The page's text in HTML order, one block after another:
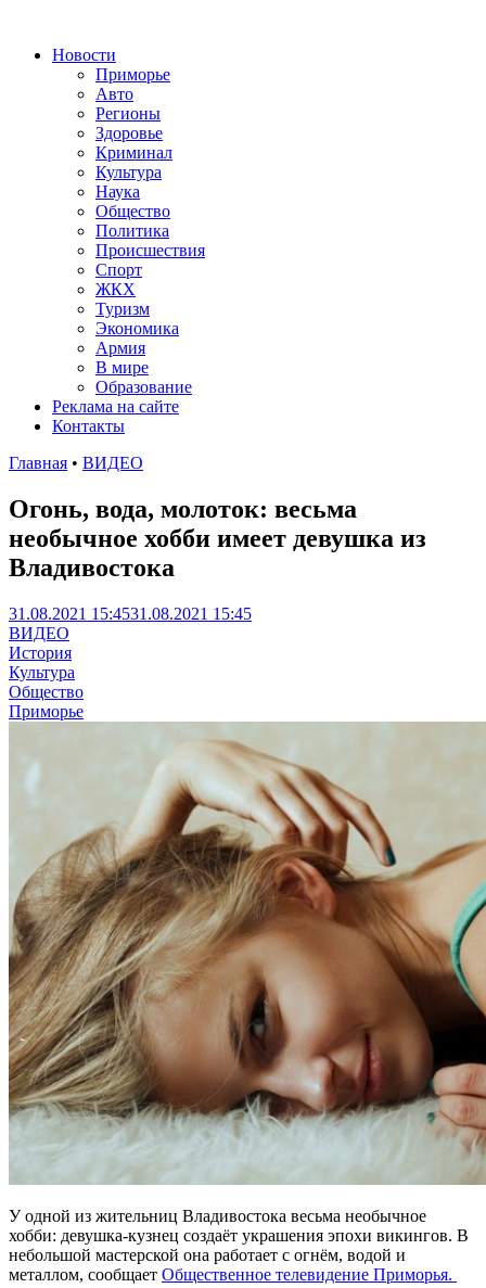
Новости
Приморье
Авто
Регионы
Здоровье
Криминал
Культура
Наука
Общество
Политика
Происшествия
Спорт
ЖКХ
Туризм
Экономика
Армия
В мире
Образование
Реклама на сайте
Контакты
Главная • ВИДЕО
Огонь, вода, молоток: весьма
необычное хобби имеет девушка из
Владивостока
31.08.2021 15:4531.08.2021 15:45
ВИДЕО
История
Культура
Общество
Приморье
У одной из жительниц Владивостока весьма необычное
хобби: девушка-кузнец создаёт украшения эпохи викингов. В
небольшой мастерской она работает с огнём, водой и
металлом, сообщает Общественное телевидение Приморья.